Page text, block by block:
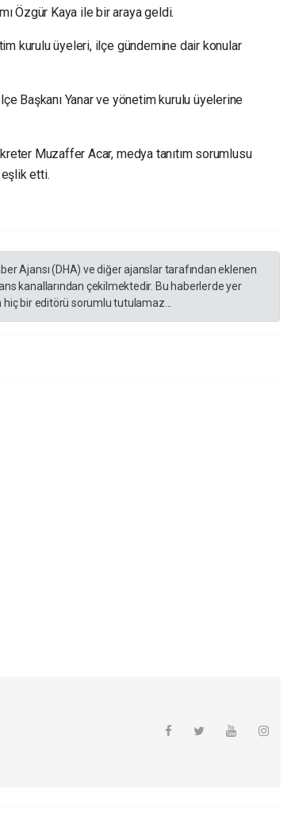
Özgür Kaya ile bir araya geldi.
kurulu üyeleri, ilçe gündemine dair konular
Başkanı Yanar ve yönetim kurulu üyelerine
Muzaffer Acar, medya tanıtım sorumlusu
etti.
Ajansı (DHA) ve diğer ajanslar tarafından eklenen
kanallarından çekilmektedir. Bu haberlerde yer
bir editörü sorumlu tutulamaz...